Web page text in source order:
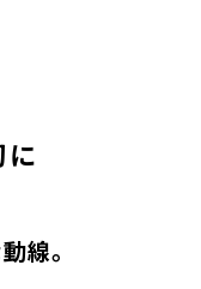
に
線。